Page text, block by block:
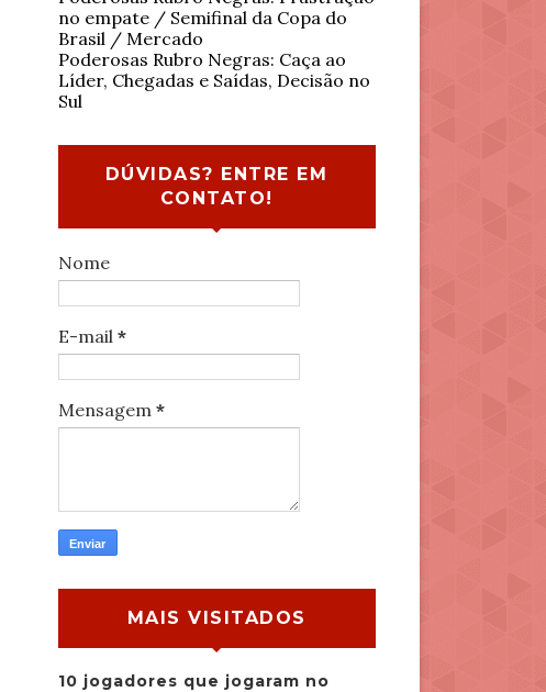
no empate / Semifinal da Copa do
Brasil / Mercado
Poderosas Rubro Negras: Caça ao
Líder, Chegadas e Saídas, Decisão no
Sul
DÚVIDAS? ENTRE EM
CONTATO!
Nome
E-mail *
Mensagem *
MAIS VISITADOS
10 jogadores que jogaram no